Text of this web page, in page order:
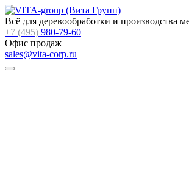
Всё для деревообработки и производства
+7 (495) 980-79-60
Офис продаж
sales@vita-corp.ru